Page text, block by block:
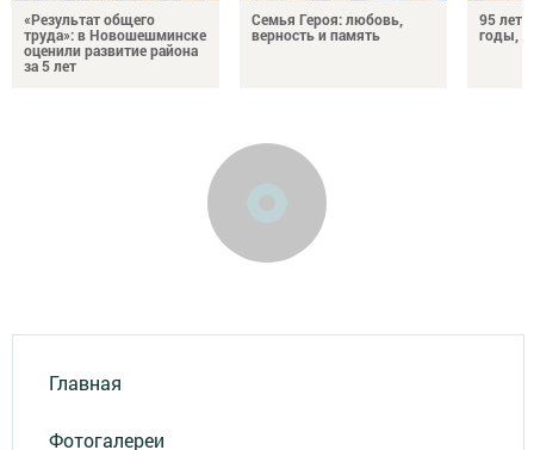
«Результат общего
труда»: в Новошешминске
оценили развитие района
за 5 лет
Семья Героя: любовь,
верность и память
95 лет
годы,
Главная
Фотогалереи